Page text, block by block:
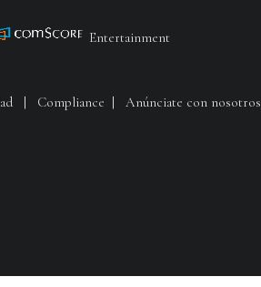
Entertainment
Compliance Anúnciate con nosotros